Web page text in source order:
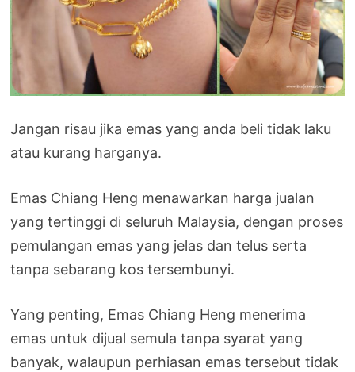
Jangan risau jika emas yang anda beli tidak laku
atau kurang harganya.
Emas Chiang Heng menawarkan harga jualan
yang tertinggi di seluruh Malaysia, dengan proses
pemulangan emas yang jelas dan telus serta
tanpa sebarang kos tersembunyi.
Yang penting, Emas Chiang Heng menerima
emas untuk dijual semula tanpa syarat yang
banyak, walaupun perhiasan emas tersebut tidak